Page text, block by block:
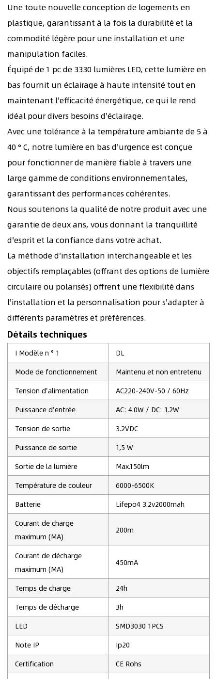
Une toute nouvelle conception de logements en
plastique, garantissant à la fois la durabilité et la
commodité légère pour une installation et une
manipulation faciles.
Équipé de 1 pc de 3330 lumières LED, cette lumière en
bas fournit un éclairage à haute intensité tout en
maintenant l'efficacité énergétique, ce qui le rend
idéal pour divers besoins d'éclairage.
Avec une tolérance à la température ambiante de 5 à
40 ° C, notre lumière en bas d'urgence est conçue
pour fonctionner de manière fiable à travers une
large gamme de conditions environnementales,
garantissant des performances cohérentes.
Nous soutenons la qualité de notre produit avec une
garantie de deux ans, vous donnant la tranquillité
d'esprit et la confiance dans votre achat.
La méthode d'installation interchangeable et les
objectifs remplaçables (offrant des options de lumière
circulaire ou polarisés) offrent une flexibilité dans
l'installation et la personnalisation pour s'adapter à
différents paramètres et préférences.
Détails techniques
I Modèle n ° 1
DL
Mode de fonctionnement
Maintenu et non entretenu
Tension d'alimentation
AC220-240V-50 / 60Hz
Puissance d'entrée
AC: 4.0W / DC: 1.2W
Tension de sortie
3.2VDC
Puissance de sortie
1,5 W
Sortie de la lumière
Max.150lm
Température de couleur
6000-6500K
Batterie
Lifepo4 3.2v2000mah
Courant de charge
maximum (MA)
200m
Courant de décharge
maximum (MA)
450mA
Temps de charge
24h
Temps de décharge
3h
LED
SMD3030 1PCS
Note IP
Ip20
Certification
CE Rohs